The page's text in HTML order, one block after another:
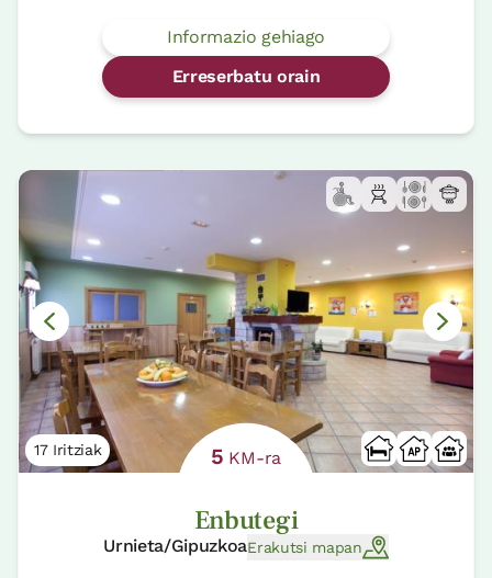
Informazio gehiago
Erreserbatu orain
17 Iritziak 5 KM-ra
Enbutegi
Urnieta/GipuzkoaErakutsi mapan